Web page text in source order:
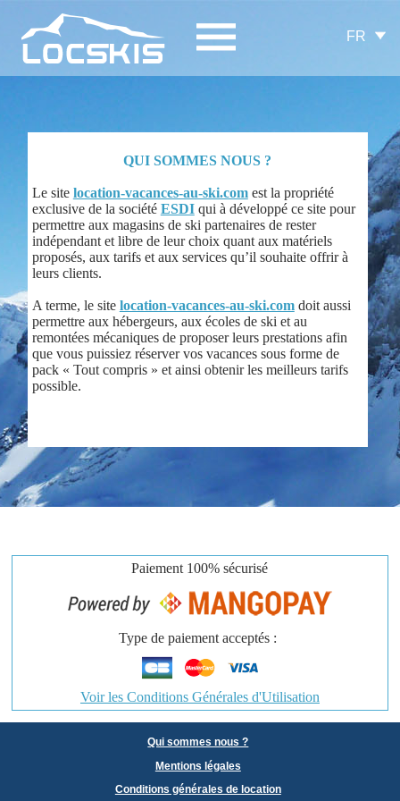
FR
QUI SOMMES NOUS ?
Le site location-vacances-au-ski.comest la propriété
exclusive de la société ESDIqui à développé ce site pour
permettre aux magasins de ski partenaires de rester
indépendant et libre de leur choix quant aux matériels
proposés, aux tarifs et aux services qu’il souhaite offrir à
leurs clients.
A terme, le site location-vacances-au-ski.comdoit aussi
permettre aux hébergeurs, aux écoles de ski et au
remontées mécaniques de proposer leurs prestations afin
que vous puissiez réserver vos vacances sous forme de
pack « Tout compris » et ainsi obtenir les meilleurs tarifs
possible.
Paiement 100% sécurisé
Type de paiement acceptés :
Voir les Conditions Générales d'Utilisation
Qui sommes nous ?
Mentions légales
Conditions générales de location